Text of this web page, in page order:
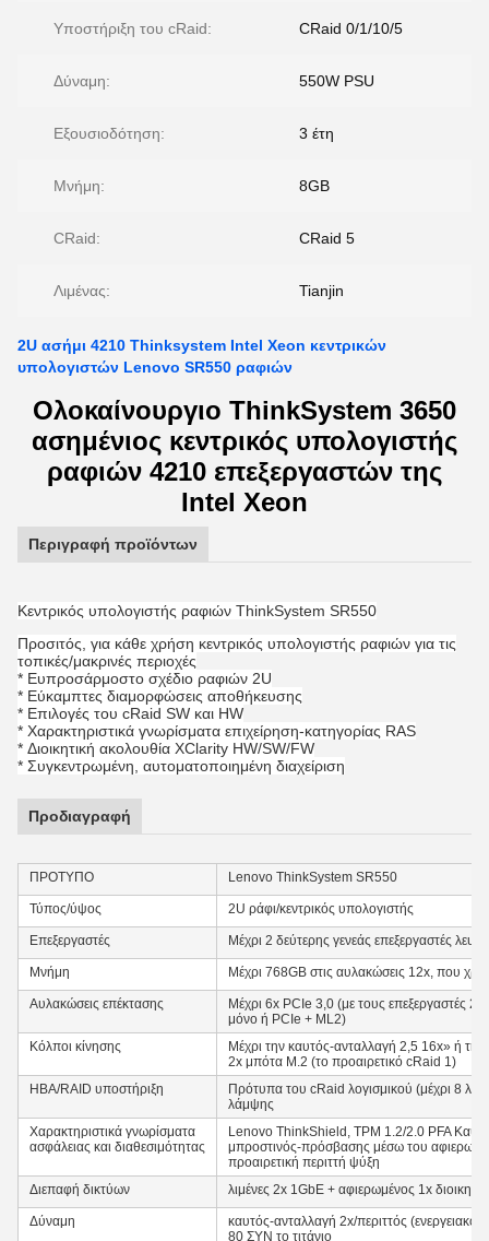
Υποστήριξη του cRaid: CRaid 0/1/10/5
Δύναμη: 550W PSU
Εξουσιοδότηση: 3 έτη
Μνήμη: 8GB
CRaid: CRaid 5
Λιμένας: Tianjin
2U ασήμι 4210 Thinksystem Intel Xeon κεντρικών
υπολογιστών Lenovo SR550 ραφιών
Ολοκαίνουργιο ThinkSystem 3650
ασημένιος κεντρικός υπολογιστής
ραφιών 4210 επεξεργαστών της
Intel Xeon
Περιγραφή προϊόντων
Κεντρικός υπολογιστής ραφιών ThinkSystem SR550
Προσιτός, για κάθε χρήση κεντρικός υπολογιστής ραφιών για τις
τοπικές/μακρινές περιοχές
* Ευπροσάρμοστο σχέδιο ραφιών 2U
* Εύκαμπτες διαμορφώσεις αποθήκευσης
* Επιλογές του cRaid SW και HW
* Χαρακτηριστικά γνωρίσματα επιχείρηση-κατηγορίας RAS
* Διοικητική ακολουθία XClarity HW/SW/FW
* Συγκεντρωμένη, αυτοματοποιημένη διαχείριση
Προδιαγραφή
ΠΡΟΤΥΠΟ Lenovo ThinkSystem SR550
Τύπος/ύψος 2U ράφι/κεντρικός υπολογιστής
Επεξεργαστές Μέχρι 2 δεύτερης γενεάς επεξεργαστές
Μνήμη Μέχρι 768GB στις αυλακώσεις 12x, που
Αυλακώσεις επέκτασης
Μέχρι 6x PCIe 3,0 (με τους επεξεργαστές
μόνο ή PCIe + ML2)
Κόλποι κίνησης
Μέχρι την καυτός-ανταλλαγή 2,5 16x» ή
2x μπότα M.2 (το προαιρετικό cRaid 1)
HBA/RAID υποστήριξη
Πρότυπα του cRaid λογισμικού (μέχρι 8
λάμψης
Χαρακτηριστικά γνωρίσματα
ασφάλειας και διαθεσιμότητας
Lenovo ThinkShield, TPM 1.2/2.0 PFA
μπροστινός-πρόσβασης μέσω του
προαιρετική περιττή ψύξη
Διεπαφή δικτύων
λιμένες 2x 1GbE + αφιερωμένος 1x
Δύναμη
καυτός-ανταλλαγή 2x/περιττός
80 ΣΥΝ το τιτάνιο